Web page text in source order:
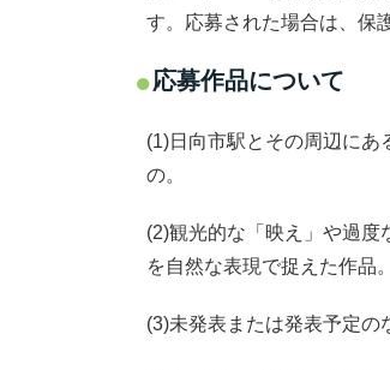
す。応募された場合は、保
応募作品について
(1)日向市駅とその周辺に
の。
(2)観光的な「映え」や過
を自然な表現で捉えた作品。
(3)未発表または発表予定の